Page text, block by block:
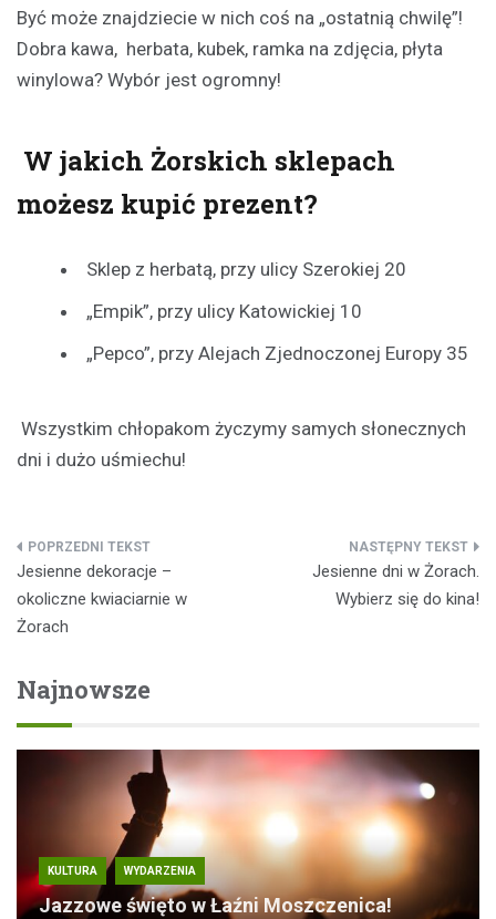
Być może znajdziecie w nich coś na „ostatnią chwilę”!
Dobra kawa, herbata, kubek, ramka na zdjęcia, płyta
winylowa? Wybór jest ogromny!
W jakich Żorskich sklepach
możesz kupić prezent?
Sklep z herbatą, przy ulicy Szerokiej 20
„Empik”, przy ulicy Katowickiej 10
„Pepco”, przy Alejach Zjednoczonej Europy 35
Wszystkim chłopakom życzymy samych słonecznych
dni i dużo uśmiechu!
Nawigacja
wpisu
Jesienne dekoracje –
okoliczne kwiaciarnie w
Żorach
Jesienne dni w Żorach.
Wybierz się do kina!
Najnowsze
KULTURA WYDARZENIA
Jazzowe święto w Łaźni Moszczenica!